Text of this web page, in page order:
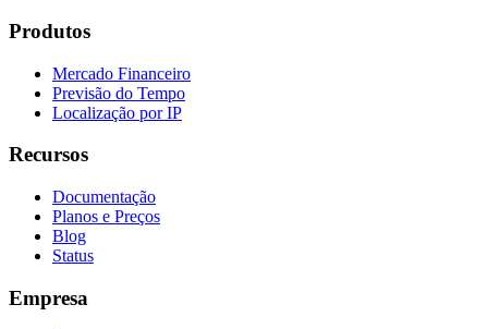
Produtos
Mercado Financeiro
Previsão do Tempo
Localização por IP
Recursos
Documentação
Planos e Preços
Blog
Status
Empresa